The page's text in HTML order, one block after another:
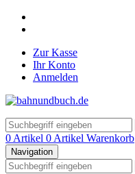
Zur Kasse
Ihr Konto
Anmelden
0 Artikel 0 Artikel Warenkorb
Navigation